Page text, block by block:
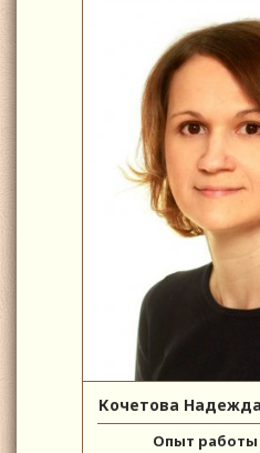
Кочетова
Опыт работы